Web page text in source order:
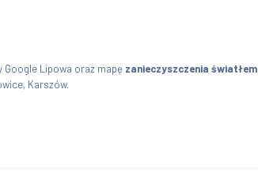
Lipowa oraz mapę zanieczyszczenia światłem
Karszów.